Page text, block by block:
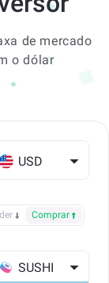
de mercado
o dólar
USD
Comprar
SUSHI